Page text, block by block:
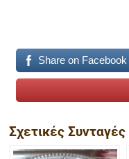
Share on Facebook
Σχετικές Συνταγές